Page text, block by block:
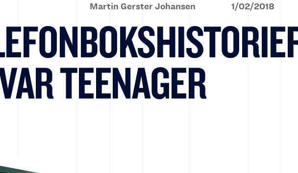
Martin Gerster Johansen 1/02/2018
TEENAGER